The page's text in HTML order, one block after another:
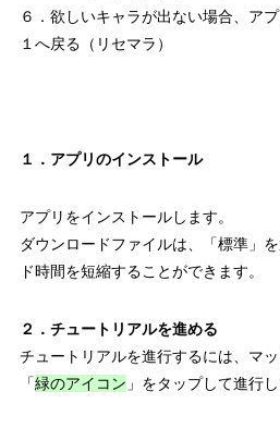
６．欲しいキャラが出ない場合、
１へ戻る（リセマラ）
１．アプリのインストール
アプリをインストールします。
ダウンロードファイルは、「標準」
ド時間を短縮することができます。
２．チュートリアルを進める
チュートリアルを進行するには、マ
「緑のアイコン 」をタップして進行